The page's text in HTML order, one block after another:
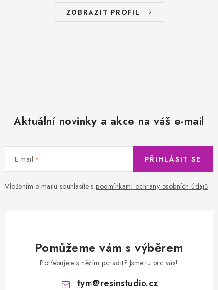
ZOBRAZIT PROFIL
Aktuální novinky a akce na váš e-mail
E-mail
Vložením e-mailu souhlasíte s podmínkami ochrany osobních údajů
PŘIHLÁSIT SE
Pomůžeme vám s výběrem
Potřebujete s něčím poradit? Jsme tu pro vás!
tym@resinstudio.cz